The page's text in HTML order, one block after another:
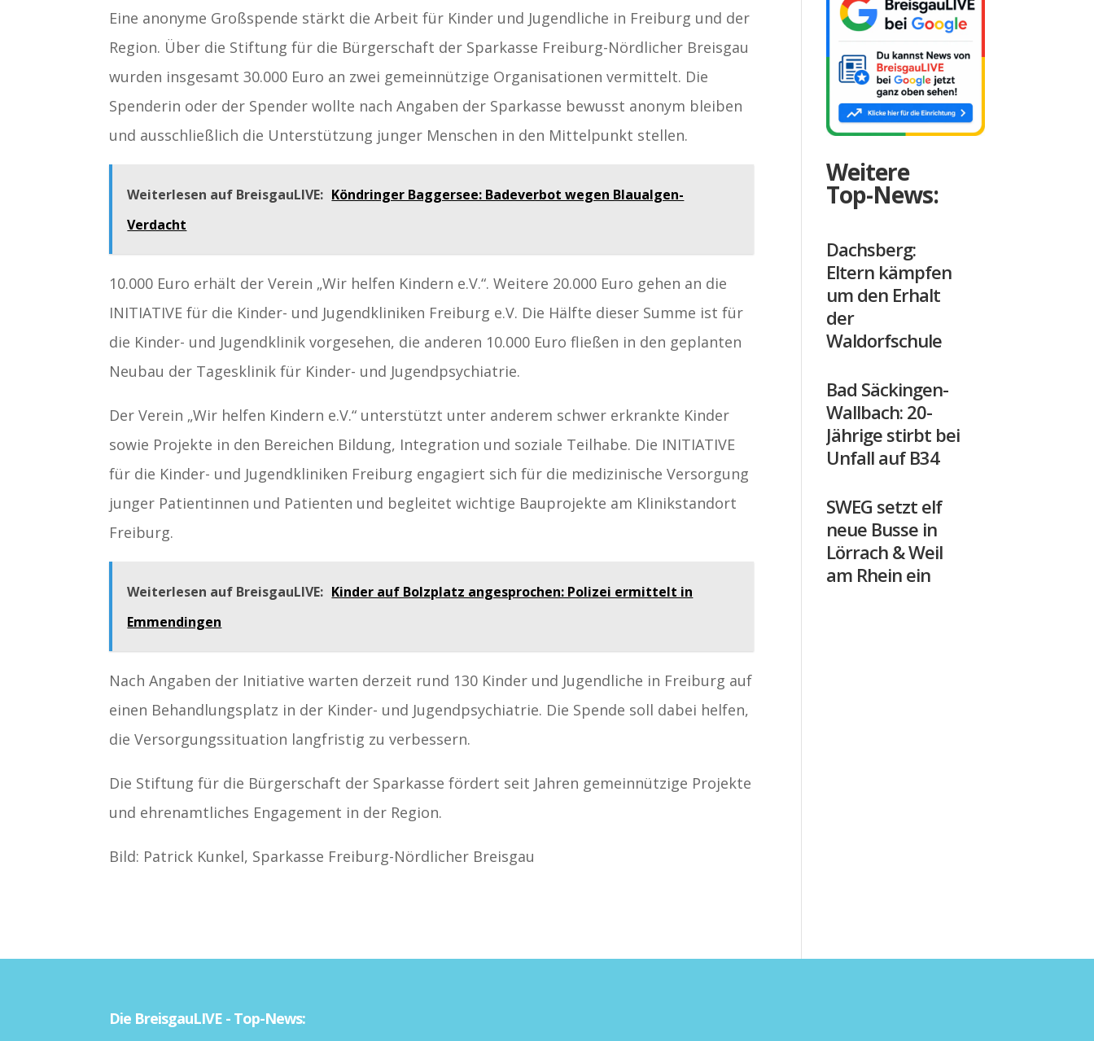
Eine anonyme Großspende stärkt die Arbeit für Kinder und Jugendliche in Freiburg und der
Region. Über die Stiftung für die Bürgerschaft der Sparkasse Freiburg-Nördlicher Breisgau
wurden insgesamt 30.000 Euro an zwei gemeinnützige Organisationen vermittelt. Die
Spenderin oder der Spender wollte nach Angaben der Sparkasse bewusst anonym bleiben
und ausschließlich die Unterstützung junger Menschen in den Mittelpunkt stellen.
Weiterlesen auf BreisgauLIVE: Köndringer Baggersee: Badeverbot wegen Blaualgen-
Verdacht
10.000 Euro erhält der Verein „Wir helfen Kindern e.V.“. Weitere 20.000 Euro gehen an die
INITIATIVE für die Kinder- und Jugendkliniken Freiburg e.V. Die Hälfte dieser Summe ist für
die Kinder- und Jugendklinik vorgesehen, die anderen 10.000 Euro fließen in den geplanten
Neubau der Tagesklinik für Kinder- und Jugendpsychiatrie.
Der Verein „Wir helfen Kindern e.V.“ unterstützt unter anderem schwer erkrankte Kinder
sowie Projekte in den Bereichen Bildung, Integration und soziale Teilhabe. Die INITIATIVE
für die Kinder- und Jugendkliniken Freiburg engagiert sich für die medizinische Versorgung
junger Patientinnen und Patienten und begleitet wichtige Bauprojekte am Klinikstandort
Freiburg.
Weiterlesen auf BreisgauLIVE: Kinder auf Bolzplatz angesprochen: Polizei ermittelt in
Emmendingen
Nach Angaben der Initiative warten derzeit rund 130 Kinder und Jugendliche in Freiburg auf
einen Behandlungsplatz in der Kinder- und Jugendpsychiatrie. Die Spende soll dabei helfen,
die Versorgungssituation langfristig zu verbessern.
Die Stiftung für die Bürgerschaft der Sparkasse fördert seit Jahren gemeinnützige Projekte
und ehrenamtliches Engagement in der Region.
Bild: Patrick Kunkel, Sparkasse Freiburg-Nördlicher Breisgau
Weitere
Top-News:
Dachsberg:
Eltern kämpfen
um den Erhalt
der
Waldorfschule
Bad Säckingen-
Wallbach: 20-
Jährige stirbt bei
Unfall auf B34
SWEG setzt elf
neue Busse in
Lörrach & Weil
am Rhein ein
Die BreisgauLIVE - Top-News: